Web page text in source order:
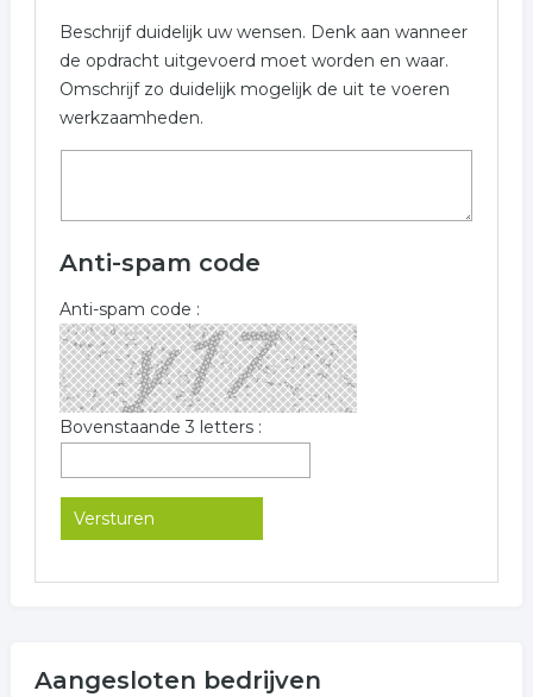
Beschrijf duidelijk uw wensen. Denk aan wanneer
de opdracht uitgevoerd moet worden en waar.
Omschrijf zo duidelijk mogelijk de uit te voeren
werkzaamheden.
Anti-spam code
Anti-spam code :
Bovenstaande 3 letters :
Aangesloten bedrijven